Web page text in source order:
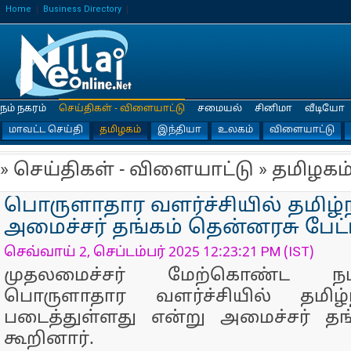
Home Business Directory
நம் நகரம்
செய்திகள் - விளையாட்டு
மாவட்ட செய்தி
தமிழகம் இந்தியா உலகம் விளையாட்டு
சமையல் சினிமா வீடியோ
» செய்திகள் - விளையாட்டு »
பொருளாதார வளர்ச்சியில்
அமைச்சர் தங்கம் தென்னரசு
செவ்வாய் 2, செப்டம்பர் 2025 12:23:21 PM (IST)
முதலமைச்சர் மேற்கொண்ட
பொருளாதார வளர்ச்சியில்
படைத்துள்ளது என்று அமைச்சர்
கூறினார்.